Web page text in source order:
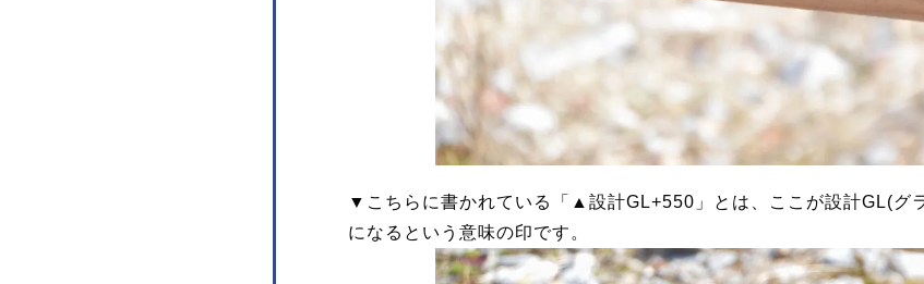
▼こちらに書かれている「▲設計GL+550」とは、ここが設計GL(グ
になるという意味の印です。